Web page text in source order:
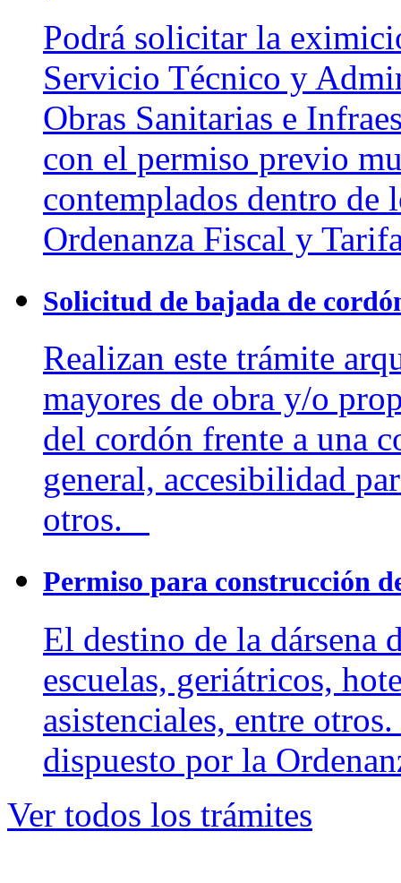
Podrá solicitar la
Servicio Técnico y
Obras Sanitarias e
con el permiso previo
contemplados dentro de
Ordenanza Fiscal y
Solicitud de bajada de
Realizan este trámite
mayores de obra y/o
del cordón frente a una
general, accesibilidad
otros.
Permiso para construcción
El destino de la dársena
escuelas, geriátricos,
asistenciales, entre
dispuesto por la
Ver todos los trámites